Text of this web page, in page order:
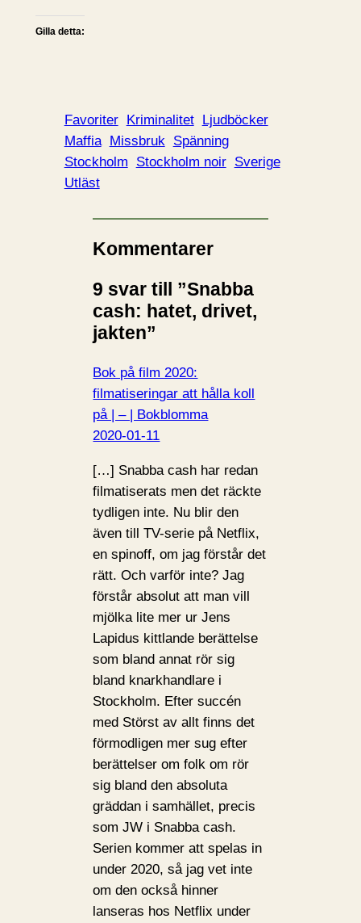
Gilla detta:
Favoriter Kriminalitet Ljudböcker
Maffia Missbruk
Spänning
Stockholm
Stockholm noir Sverige
Utläst
Kommentarer
9 svar till ”Snabba
cash: hatet, drivet,
jakten”
Bok på film 2020:
filmatiseringar att hålla koll
på | – | Bokblomma
2020-01-11
[…] Snabba cash har redan
filmatiserats men det räckte
tydligen inte. Nu blir den
även till TV-serie på Netflix,
en spinoff, om jag förstår det
rätt. Och varför inte? Jag
förstår absolut att man vill
mjölka lite mer ur Jens
Lapidus kittlande berättelse
som bland annat rör sig
bland knarkhandlare i
Stockholm. Efter succén
med Störst av allt finns det
förmodligen mer sug efter
berättelser om folk om rör
sig bland den absoluta
gräddan i samhället, precis
som JW i Snabba cash.
Serien kommer att spelas in
under 2020, så jag vet inte
om den också hinner
lanseras hos Netflix under